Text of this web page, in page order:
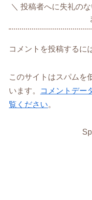
投稿者へに失礼の
コメントを投稿するに
このサイトはスパムを
います。
コメントデー
覧ください。